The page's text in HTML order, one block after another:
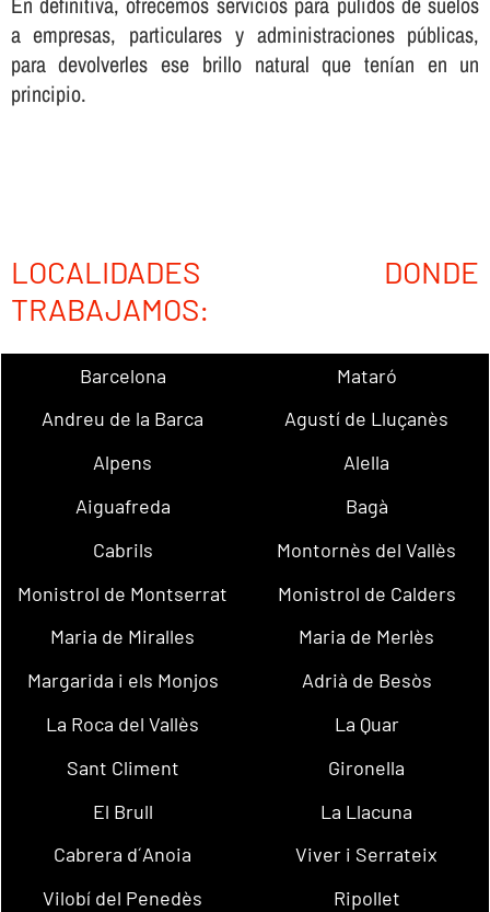
a empresas, particulares y administraciones públicas,
para devolverles ese brillo natural que tení­an en un
principio.
LOCALIDADES DONDE
TRABAJAMOS:
Barcelona
Mataró
Andreu de la Barca
Agustí de Lluçanès
Alpens
Alella
Aiguafreda
Bagà
Cabrils
Montornès del Vallès
Monistrol de Montserrat
Monistrol de Calders
Maria de Miralles
Maria de Merlès
Margarida i els Monjos
Adrià de Besòs
La Roca del Vallès
La Quar
Sant Climent
Gironella
El Brull
La Llacuna
Cabrera d´Anoia
Viver i Serrateix
Vilobí del Penedès
Ripollet